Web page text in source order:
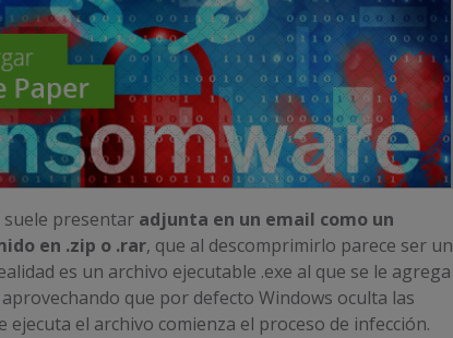
suele presentar adjunta en un email como un
en .zip o .rar, que al descomprimirlo parece ser un
es un archivo ejecutable .exe al que se le agrega
que por defecto Windows oculta las
ejecuta el archivo comienza el proceso de infección.